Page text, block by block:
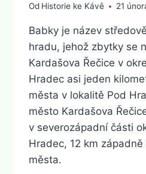
Od Historie ke Kávě 21
Babky je název
hradu, jehož zbytky se
Kardašova Řečice v
Hradec asi jeden
města v lokalitě Pod
město Kardašova
v severozápadní části
Hradec, 12 km
města.